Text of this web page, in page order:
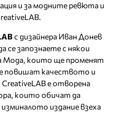
и за модните ревюта и
с дизайнера Иван Донев
запознаете с някои
Мода, които ще променят
повишат качеството и
CreativeLAB е отворена
които обичат да
издание взеха